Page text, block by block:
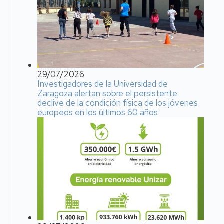
29/07/2026
Investigadores de la Universidad de
Zaragoza alertan sobre el persistente
declive de la condición física de los jóvenes
europeos en los últimos 60 años